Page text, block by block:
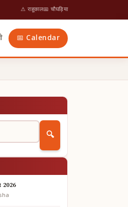
⚠ राहूकाल📅 चौघड़िया
📅 Calendar
🔍